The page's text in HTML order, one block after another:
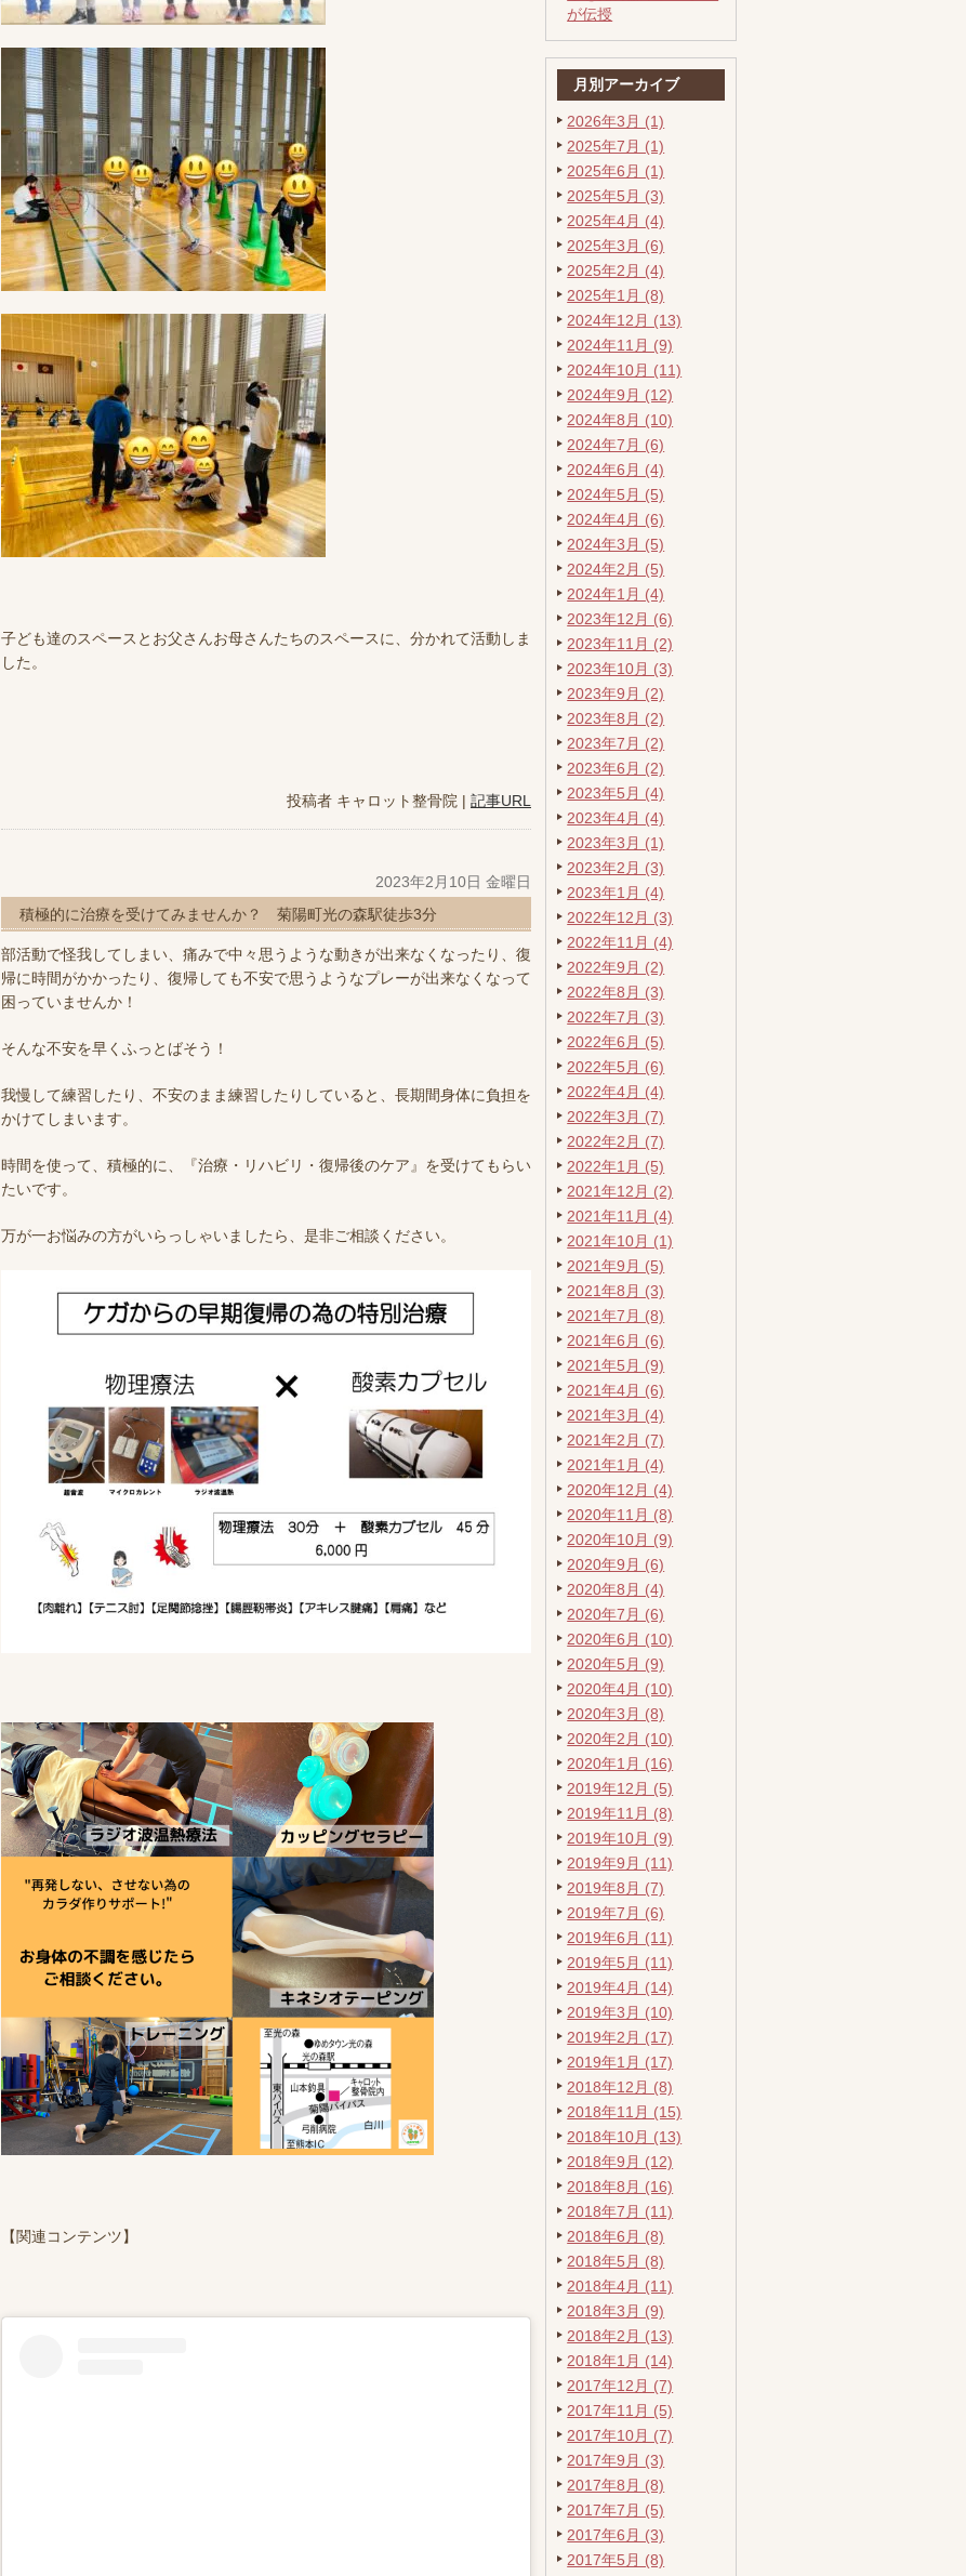
子ども達のスペースとお父さんお母さんたちのスペースに、分かれて活動しま
した。
投稿者 キャロット整骨院 | 記事URL
2023年2月10日 金曜日
積極的に治療を受けてみませんか？ 菊陽町光の森駅徒歩3分
部活動で怪我してしまい、痛みで中々思うような動きが出来なくなったり、復
帰に時間がかかったり、復帰しても不安で思うようなプレーが出来なくなって
困っていませんか！
そんな不安を早くふっとばそう！
我慢して練習したり、不安のまま練習したりしていると、長期間身体に負担を
かけてしまいます。
時間を使って、積極的に、『治療・リハビリ・復帰後のケア』を受けてもらい
たいです。
万が一お悩みの方がいらっしゃいましたら、是非ご相談ください。
【関連コンテンツ】
が伝授
月別アーカイブ
2026年3月 (1)
2025年7月 (1)
2025年6月 (1)
2025年5月 (3)
2025年4月 (4)
2025年3月 (6)
2025年2月 (4)
2025年1月 (8)
2024年12月 (13)
2024年11月 (9)
2024年10月 (11)
2024年9月 (12)
2024年8月 (10)
2024年7月 (6)
2024年6月 (4)
2024年5月 (5)
2024年4月 (6)
2024年3月 (5)
2024年2月 (5)
2024年1月 (4)
2023年12月 (6)
2023年11月 (2)
2023年10月 (3)
2023年9月 (2)
2023年8月 (2)
2023年7月 (2)
2023年6月 (2)
2023年5月 (4)
2023年4月 (4)
2023年3月 (1)
2023年2月 (3)
2023年1月 (4)
2022年12月 (3)
2022年11月 (4)
2022年9月 (2)
2022年8月 (3)
2022年7月 (3)
2022年6月 (5)
2022年5月 (6)
2022年4月 (4)
2022年3月 (7)
2022年2月 (7)
2022年1月 (5)
2021年12月 (2)
2021年11月 (4)
2021年10月 (1)
2021年9月 (5)
2021年8月 (3)
2021年7月 (8)
2021年6月 (6)
2021年5月 (9)
2021年4月 (6)
2021年3月 (4)
2021年2月 (7)
2021年1月 (4)
2020年12月 (4)
2020年11月 (8)
2020年10月 (9)
2020年9月 (6)
2020年8月 (4)
2020年7月 (6)
2020年6月 (10)
2020年5月 (9)
2020年4月 (10)
2020年3月 (8)
2020年2月 (10)
2020年1月 (16)
2019年12月 (5)
2019年11月 (8)
2019年10月 (9)
2019年9月 (11)
2019年8月 (7)
2019年7月 (6)
2019年6月 (11)
2019年5月 (11)
2019年4月 (14)
2019年3月 (10)
2019年2月 (17)
2019年1月 (17)
2018年12月 (8)
2018年11月 (15)
2018年10月 (13)
2018年9月 (12)
2018年8月 (16)
2018年7月 (11)
2018年6月 (8)
2018年5月 (8)
2018年4月 (11)
2018年3月 (9)
2018年2月 (13)
2018年1月 (14)
2017年12月 (7)
2017年11月 (5)
2017年10月 (7)
2017年9月 (3)
2017年8月 (8)
2017年7月 (5)
2017年6月 (3)
2017年5月 (8)